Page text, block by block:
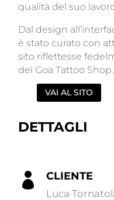
qualità del suo
Dal design
è stato curato con
sito riflettesse
del Goa Tattoo Shop.
VAI AL SITO
DETTAGLI
 CLIENTE
Luca